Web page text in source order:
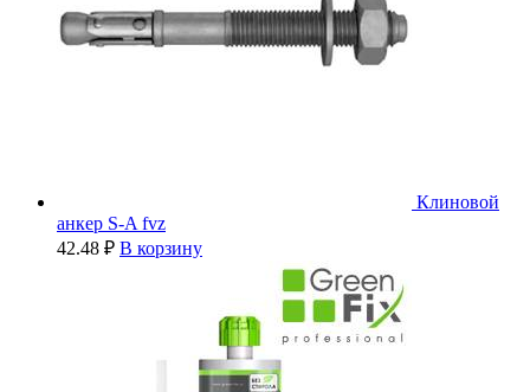
Клиновой
анкер S-A fvz
42.48 ₽ В корзину